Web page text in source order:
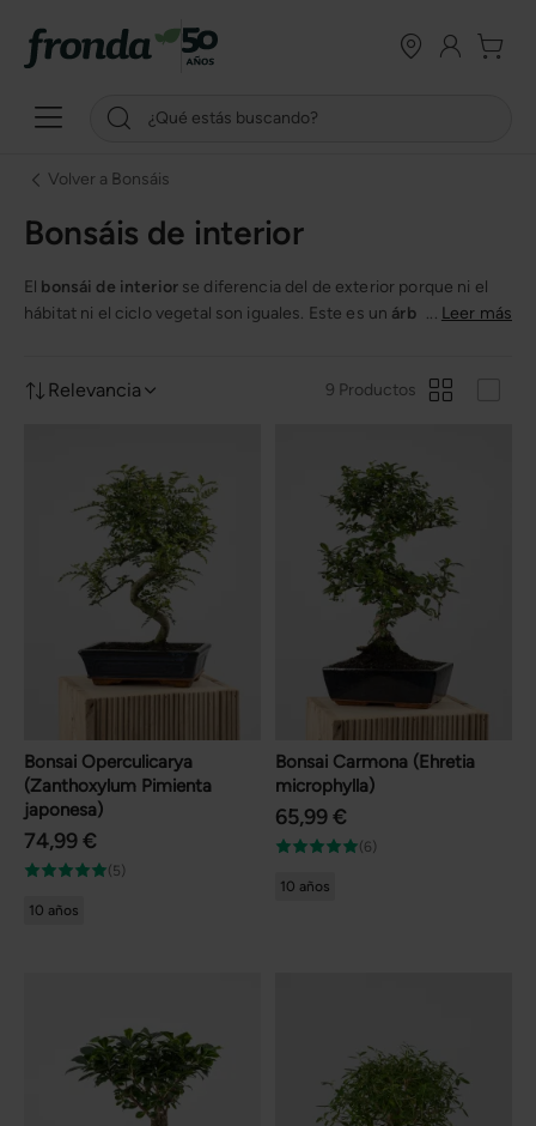
Volver a Bonsáis
Bonsáis de interior
El bonsái de interiorse diferencia del de exterior porque ni el
hábitat ni el ciclo vegetal son iguales. Este es un árbol tropical o
decorar.
... Leer más
Relevancia 9 Productos
Bonsai Operculicarya
(Zanthoxylum Pimienta
japonesa)
74,99 €
(5)
10 años
Bonsai Carmona (Ehretia
microphylla)
65,99 €
(6)
10 años